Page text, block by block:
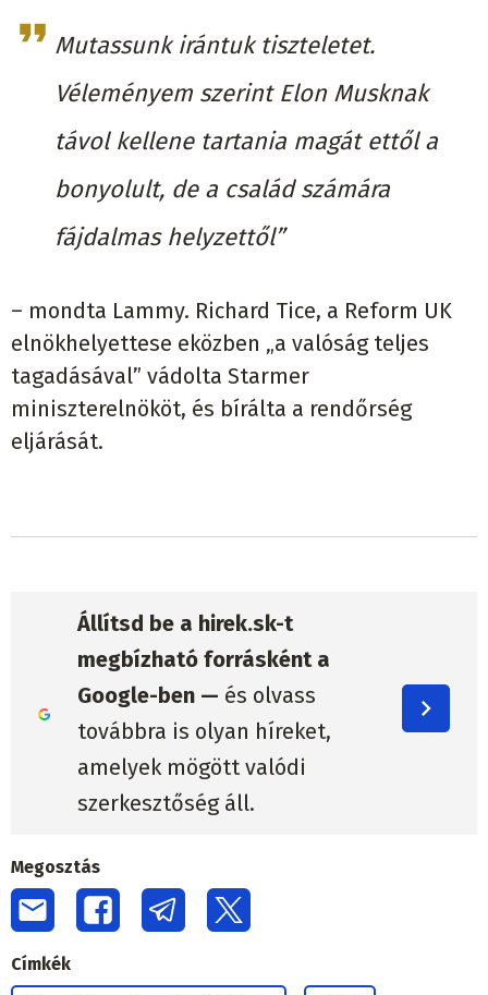
Mutassunk irántuk tiszteletet.
Véleményem szerint Elon Musknak
távol kellene tartania magát ettől a
bonyolult, de a család számára
fájdalmas helyzettől”
– mondta Lammy. Richard Tice, a Reform UK
elnökhelyettese eközben „a valóság teljes
tagadásával” vádolta Starmer
miniszterelnököt, és bírálta a rendőrség
eljárását.
Állítsd be a hirek.sk-t
megbízható forrásként a
Google-ben — és olvass
továbbra is olyan híreket,
amelyek mögött valódi
szerkesztőség áll.
Megosztás
Címkék